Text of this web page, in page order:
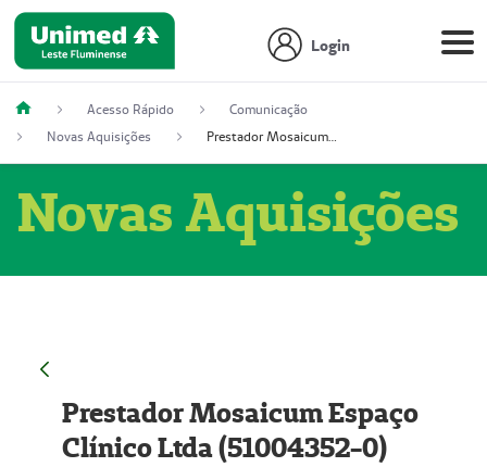
Login
Acesso Rápido
Comunicação
Novas Aquisições
Prestador Mosaicum Espaço Clínico Ltda (51004352-0)
Novas Aquisições
Prestador Mosaicum Espaço
Clínico Ltda (51004352-0)